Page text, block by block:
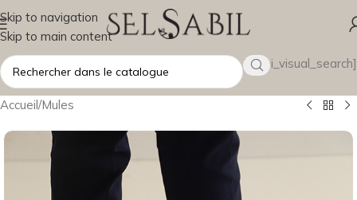
Skip to navigation
Skip to main content
[wsbi_visual_search]
Accueil/Mules